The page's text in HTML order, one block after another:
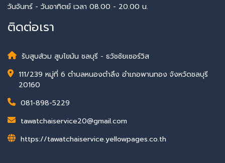
วันจันทร์ - วันอาทิตย์ เวลา 08.00 - 20.00 น.
ติดต่อเรา
รับสูบส้วม สูบไขมัน ชลบุรี - ธวัชชัยเซอร์วิส
111/239 หมู่ที่ 6 ตำบลหนองตำลึง อำเภอพานทอง จังหวัดชลบุรี
20160
081-898-5229
tawatchaiservice20@gmail.com
https://tawatchaiservice.yellowpages.co.th